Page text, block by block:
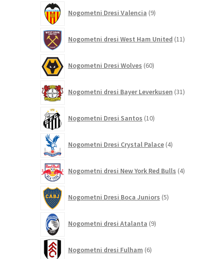
Nogometni Dresi Valencia 9izdelkov
Nogometni dresi West Ham United 11izdelkov
Nogometni Dresi Wolves 60izdelkov
Nogometni dresi Bayer Leverkusen 31izdelkov
Nogometni Dresi Santos 10izdelkov
Nogometni Dresi Crystal Palace 4izdelki
Nogometni dresi New York Red Bulls 4izdelki
Nogometni Dresi Boca Juniors 5izdelkov
Nogometni dresi Atalanta 9izdelkov
Nogometni dresi Fulham 6izdelkov